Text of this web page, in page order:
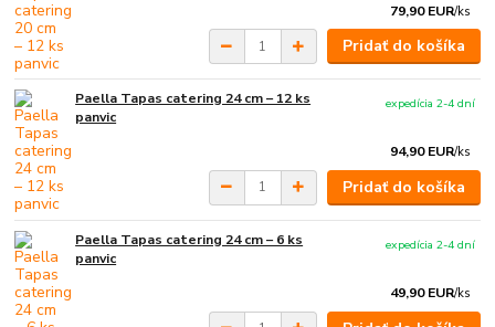
79,90 EUR/ks
Pridať do košíka
Paella Tapas catering 24 cm – 12 ks
panvic
94,90 EUR/ks
expedícia 2-4 dní
Pridať do košíka
Paella Tapas catering 24 cm – 6 ks
panvic
49,90 EUR/ks
expedícia 2-4 dní